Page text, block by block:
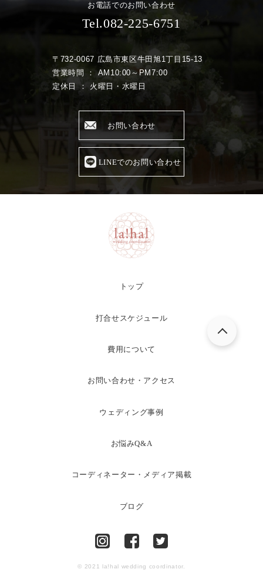
お電話でのお問い合わせ
Tel.082-225-6751
〒732-0067 広島市東区牛田旭1丁目15-13
営業時間 ： AM10:00～PM7:00
定休日 ： 火曜日・水曜日
お問い合わせ
LINEでのお問い合わせ
トップ
打合せスケジュール
費用について
お問い合わせ・アクセス
ウェディング事例
お悩みQ&A
コーディネーター・メディア掲載
ブログ
© 2021 la!hal wedding coordinator.